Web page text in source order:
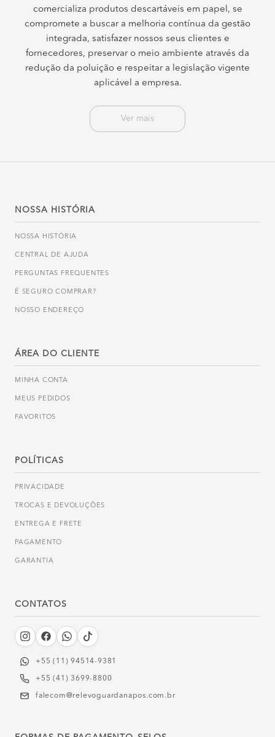
comercializa produtos descartáveis em papel, se
compromete a buscar a melhoria contínua da gestão
integrada, satisfazer nossos seus clientes e
fornecedores, preservar o meio ambiente através da
redução da poluição e respeitar a legislação vigente
aplicável a empresa.
Ver mais
NOSSA HISTÓRIA
NOSSA HISTÓRIA
CENTRAL DE AJUDA
PERGUNTAS FREQUENTES
É SEGURO COMPRAR?
NOSSO ENDEREÇO
ÁREA DO CLIENTE
MINHA CONTA
MEUS PEDIDOS
FAVORITOS
POLÍTICAS
PRIVACIDADE
TROCAS E DEVOLUÇÕES
ENTREGA E FRETE
PAGAMENTO
GARANTIA
CONTATOS
+55 (11) 94514-9381‬
+55 (41) 3699-8800
falecom@relevoguardanapos.com.br